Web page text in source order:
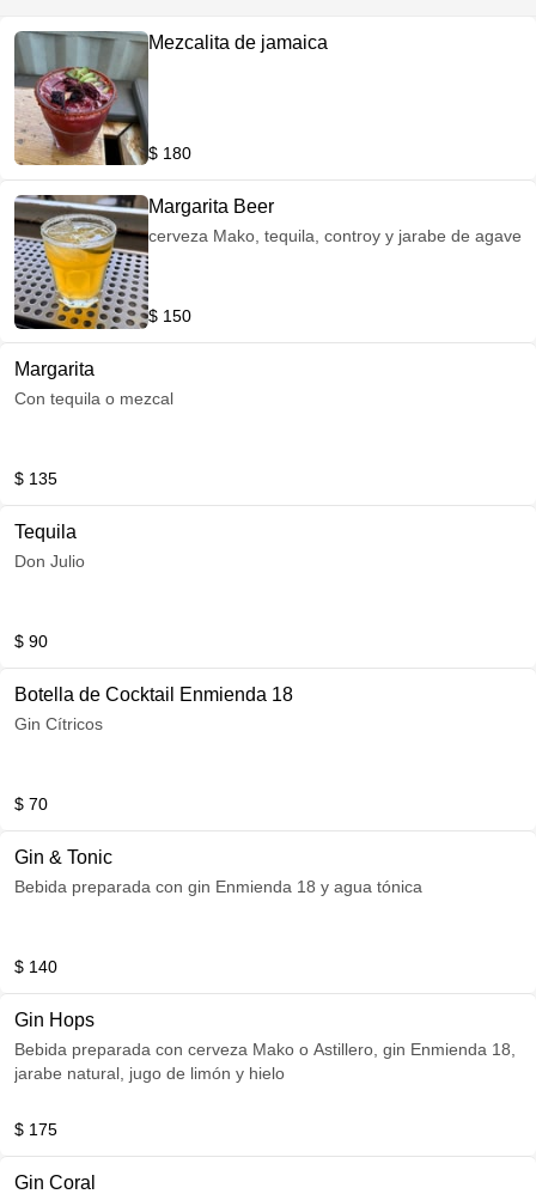
Mezcalita de jamaica
$ 180
Margarita Beer
cerveza Mako, tequila, controy y jarabe de agave
$ 150
Margarita
Con tequila o mezcal
$ 135
Tequila
Don Julio
$ 90
Botella de Cocktail Enmienda 18
Gin Cítricos
$ 70
Gin & Tonic
Bebida preparada con gin Enmienda 18 y agua tónica
$ 140
Gin Hops
Bebida preparada con cerveza Mako o Astillero, gin Enmienda 18,
jarabe natural, jugo de limón y hielo
$ 175
Gin Coral